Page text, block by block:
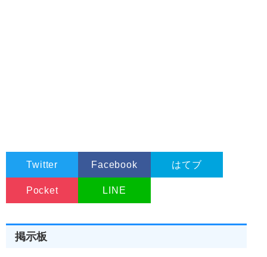
Twitter Facebook はてブ
Pocket LINE
掲示板